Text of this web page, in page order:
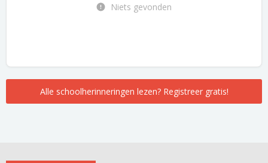
Niets gevonden
Alle schoolherinneringen lezen? Registreer gratis!